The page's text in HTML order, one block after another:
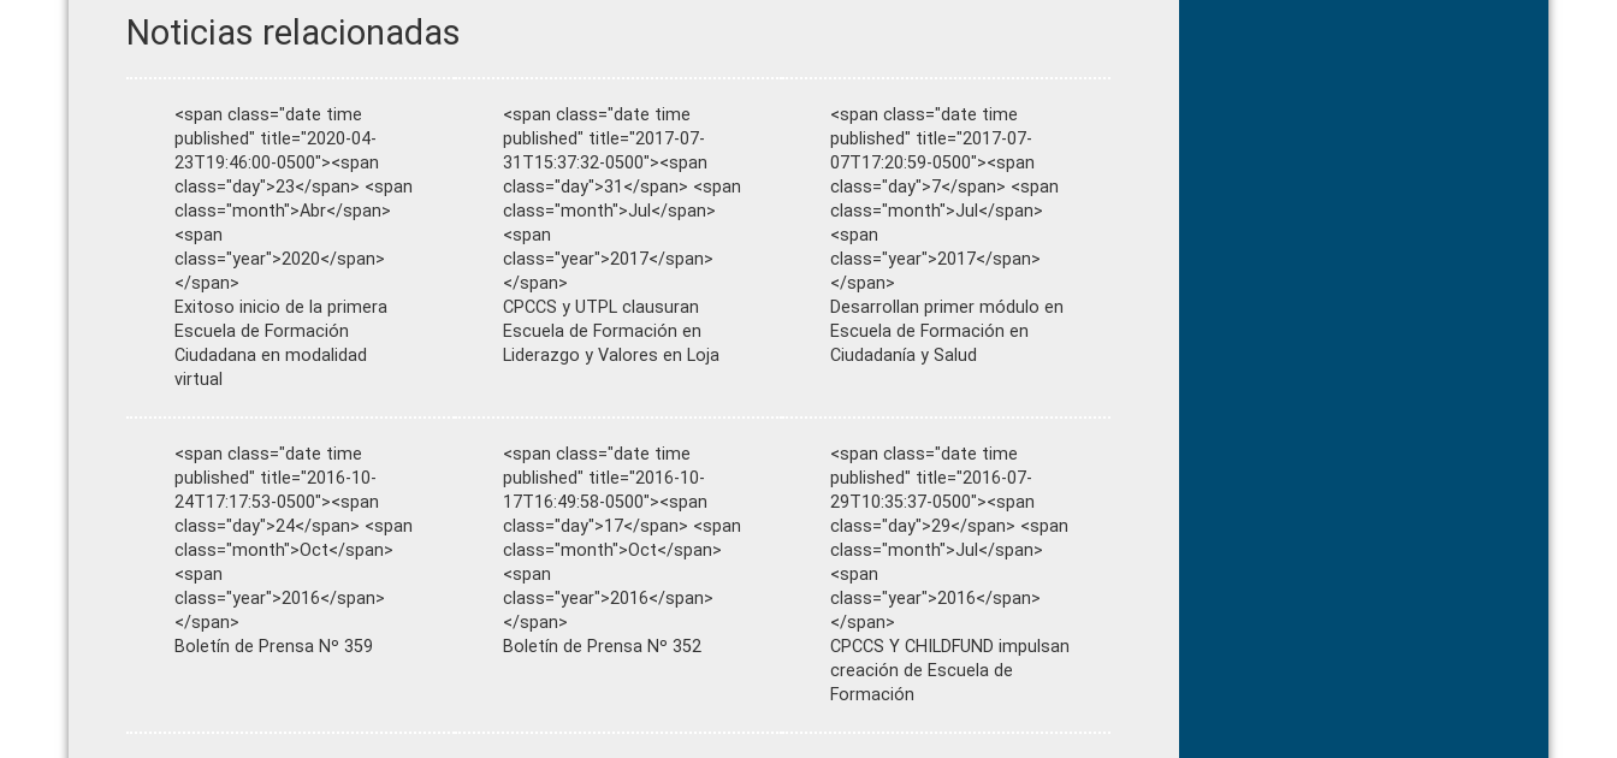
Noticias relacionadas
<span class="date time
published" title="2020-04-
23T19:46:00-0500"><span
class="day">23</span> <span
class="month">Abr</span>
<span
class="year">2020</span>
</span>
Exitoso inicio de la primera
Escuela de Formación
Ciudadana en modalidad
virtual
<span class="date time
published" title="2017-07-
31T15:37:32-0500"><span
class="day">31</span> <span
class="month">Jul</span>
<span
class="year">2017</span>
</span>
CPCCS y UTPL clausuran
Escuela de Formación en
Liderazgo y Valores en Loja
<span class="date time
published" title="2017-07-
07T17:20:59-0500"><span
class="day">7</span> <span
class="month">Jul</span>
<span
class="year">2017</span>
</span>
Desarrollan primer módulo en
Escuela de Formación en
Ciudadanía y Salud
<span class="date time
published" title="2016-10-
24T17:17:53-0500"><span
class="day">24</span> <span
class="month">Oct</span>
<span
class="year">2016</span>
</span>
Boletín de Prensa Nº 359
<span class="date time
published" title="2016-10-
17T16:49:58-0500"><span
class="day">17</span> <span
class="month">Oct</span>
<span
class="year">2016</span>
</span>
Boletín de Prensa Nº 352
<span class="date time
published" title="2016-07-
29T10:35:37-0500"><span
class="day">29</span> <span
class="month">Jul</span>
<span
class="year">2016</span>
</span>
CPCCS Y CHILDFUND impulsan
creación de Escuela de
Formación